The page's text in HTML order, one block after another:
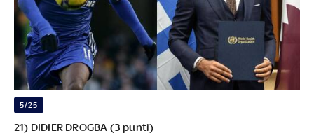
5/25
21) DIDIER DROGBA (3 punti)